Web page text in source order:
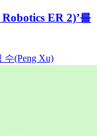
ER 2)’를
수(Peng Xu)